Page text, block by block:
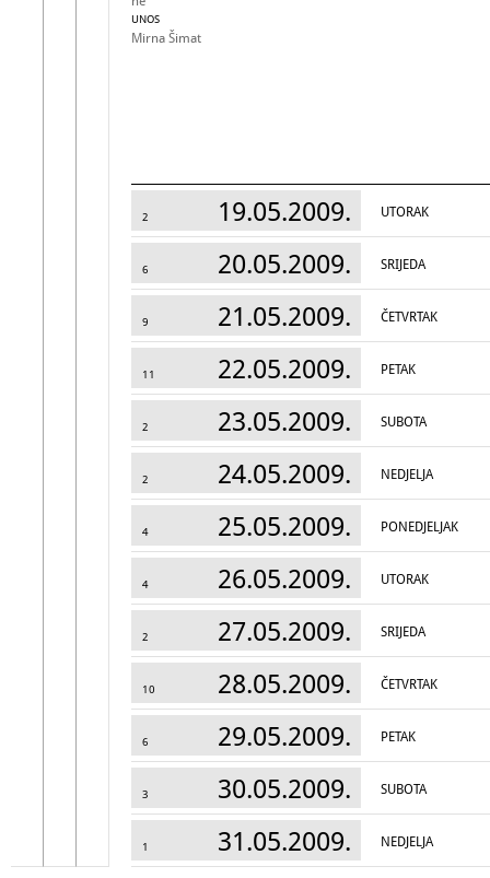
UNOS
Mirna Šimat
2 19.05.2009. UTORAK
6 20.05.2009. SRIJEDA
9 21.05.2009. ČETVRTAK
11 22.05.2009. PETAK
2 23.05.2009. SUBOTA
2 24.05.2009. NEDJELJA
4 25.05.2009. PONEDJELJAK
4 26.05.2009. UTORAK
2 27.05.2009. SRIJEDA
10 28.05.2009. ČETVRTAK
6 29.05.2009. PETAK
3 30.05.2009. SUBOTA
1 31.05.2009. NEDJELJA